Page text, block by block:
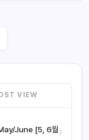
VIEW
June [5, 6월›